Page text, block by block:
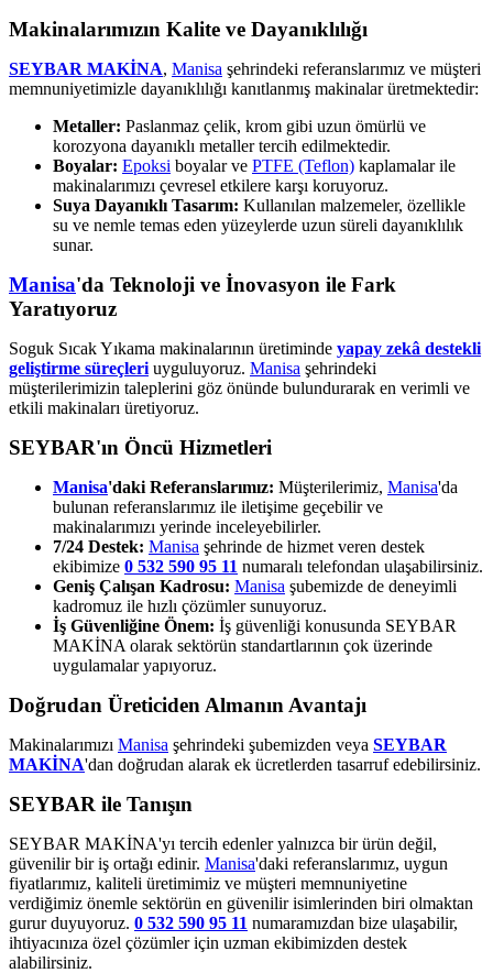
Makinalarımızın Kalite ve Dayanıklılığı
SEYBAR MAKİNA, Manisa şehrindeki referanslarımız ve müşteri
memnuniyetimizle dayanıklılığı kanıtlanmış makinalar üretmektedir:
Metaller: Paslanmaz çelik, krom gibi uzun ömürlü ve
korozyona dayanıklı metaller tercih edilmektedir.
Boyalar: Epoksi boyalar ve PTFE (Teflon) kaplamalar ile
makinalarımızı çevresel etkilere karşı koruyoruz.
Suya Dayanıklı Tasarım: Kullanılan malzemeler, özellikle
su ve nemle temas eden yüzeylerde uzun süreli dayanıklılık
sunar.
Manisa'da Teknoloji ve İnovasyon ile Fark
Yaratıyoruz
Soguk Sıcak Yıkama makinalarının üretiminde yapay zekâ destekli
geliştirme süreçleri uyguluyoruz. Manisa şehrindeki
müşterilerimizin taleplerini göz önünde bulundurarak en verimli ve
etkili makinaları üretiyoruz.
SEYBAR'ın Öncü Hizmetleri
Manisa'daki Referanslarımız: Müşterilerimiz, Manisa'da
bulunan referanslarımız ile iletişime geçebilir ve
makinalarımızı yerinde inceleyebilirler.
7/24 Destek: Manisa şehrinde de hizmet veren destek
ekibimize 0 532 590 95 11 numaralı telefondan ulaşabilirsiniz.
Geniş Çalışan Kadrosu: Manisa şubemizde de deneyimli
kadromuz ile hızlı çözümler sunuyoruz.
İş Güvenliğine Önem: İş güvenliği konusunda SEYBAR
MAKİNA olarak sektörün standartlarının çok üzerinde
uygulamalar yapıyoruz.
Doğrudan Üreticiden Almanın Avantajı
Makinalarımızı Manisa şehrindeki şubemizden veya SEYBAR
MAKİNA'dan doğrudan alarak ek ücretlerden tasarruf edebilirsiniz.
SEYBAR ile Tanışın
SEYBAR MAKİNA'yı tercih edenler yalnızca bir ürün değil,
güvenilir bir iş ortağı edinir. Manisa'daki referanslarımız, uygun
fiyatlarımız, kaliteli üretimimiz ve müşteri memnuniyetine
verdiğimiz önemle sektörün en güvenilir isimlerinden biri olmaktan
gurur duyuyoruz. 0 532 590 95 11 numaramızdan bize ulaşabilir,
ihtiyacınıza özel çözümler için uzman ekibimizden destek
alabilirsiniz.